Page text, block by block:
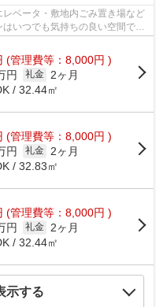
ベータ・敷地内ごみ置き場など
いつでも気持ちの良い空間で
(管理費等：8,000円 )
円 礼金
2ヶ月
/ 32.44㎡
(管理費等：8,000円 )
円 礼金
2ヶ月
/ 32.83㎡
(管理費等：8,000円 )
円 礼金
2ヶ月
/ 32.44㎡
示する